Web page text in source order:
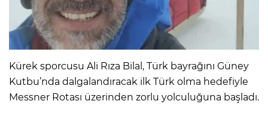
Kürek sporcusu Ali Rıza Bilal, Türk bayrağını Güney
Kutbu’nda dalgalandıracak ilk Türk olma hedefiyle
Messner Rotası üzerinden zorlu yolculuğuna başladı.